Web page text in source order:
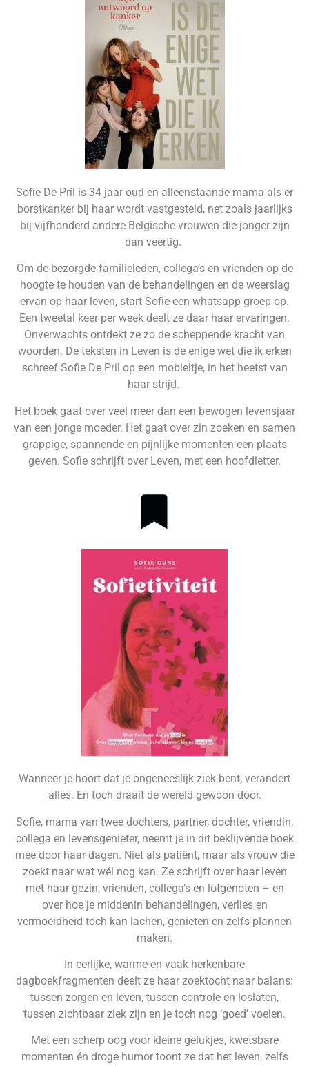
Sofie De Pril is 34 jaar oud en alleenstaande mama als er
borstkanker bij haar wordt vastgesteld, net zoals jaarlijks
bij vijfhonderd andere Belgische vrouwen die jonger zijn
dan veertig.
Om de bezorgde familieleden, collega’s en vrienden op de
hoogte te houden van de behandelingen en de weerslag
ervan op haar leven, start Sofie een whatsapp-groep op.
Een tweetal keer per week deelt ze daar haar ervaringen.
Onverwachts ontdekt ze zo de scheppende kracht van
woorden. De teksten in Leven is de enige wet die ik erken
schreef Sofie De Pril op een mobieltje, in het heetst van
haar strijd.
Het boek gaat over veel meer dan een bewogen levensjaar
van een jonge moeder. Het gaat over zin zoeken en samen
grappige, spannende en pijnlijke momenten een plaats
geven. Sofie schrijft over Leven, met een hoofdletter.
Wanneer je hoort dat je ongeneeslijk ziek bent, verandert
alles. En toch draait de wereld gewoon door.
Sofie, mama van twee dochters, partner, dochter, vriendin,
collega en levensgenieter, neemt je in dit beklijvende boek
mee door haar dagen. Niet als patiënt, maar als vrouw die
zoekt naar wat wél nog kan. Ze schrijft over haar leven
met haar gezin, vrienden, collega’s en lotgenoten – en
over hoe je middenin behandelingen, verlies en
vermoeidheid toch kan lachen, genieten en zelfs plannen
maken.
In eerlijke, warme en vaak herkenbare
dagboekfragmenten deelt ze haar zoektocht naar balans:
tussen zorgen en leven, tussen controle en loslaten,
tussen zichtbaar ziek zijn en je toch nog ‘goed’ voelen.
Met een scherp oog voor kleine gelukjes, kwetsbare
momenten én droge humor toont ze dat het leven, zelfs